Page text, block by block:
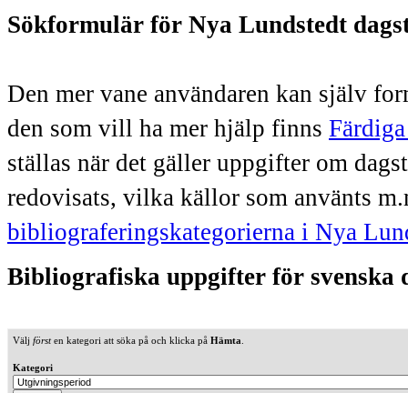
Sökformulär för Nya Lundstedt
Den mer vane användaren kan själv
den som vill ha mer hjälp finns
ställas när det gäller uppgifter om
redovisats, vilka källor som använts
bibliograferingskategorierna i Nya
Bibliografiska uppgifter för svenska
Välj försten kategori att söka på och klicka på Hämta
Kategori